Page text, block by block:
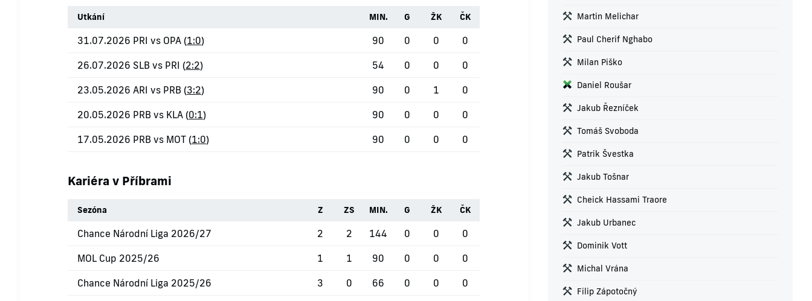
Utkání MIN. G ŽK ČK
31.07.2026 PRI vs OPA (1:0) 90 0 0 0
26.07.2026 SLB vs PRI (2:2) 54 0 0 0
23.05.2026 ARI vs PRB (3:2) 90 0 1 0
20.05.2026 PRB vs KLA (0:1) 90 0 0 0
17.05.2026 PRB vs MOT (1:0) 90 0 0 0
Kariéra v Příbrami
Sezóna Z ZS MIN. G ŽK ČK
Chance Národní Liga 2026/27 2 2 144 0 0 0
MOL Cup 2025/26 1 1 90 0 0 0
Chance Národní Liga 2025/26 3 0 66 0 0 0
Martin Melichar
Paul Cherif Nghabo
Milan Piško
Daniel Roušar
Jakub Řezníček
Tomáš Svoboda
Patrik Švestka
Jakub Tošnar
Cheick Hassami Traore
Jakub Urbanec
Dominik Vott
Michal Vrána
Filip Zápotočný